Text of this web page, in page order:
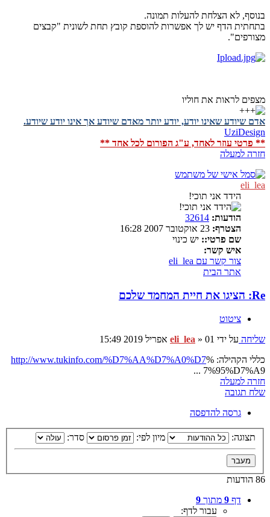
בנוסף, לא הצלחת להעלות תמונה.
בתחתית הדף יש לך אפשרות להוספת קובץ תחת לשונית "קבצים
מצורפים".
מצפים לראות את חוליו
אדם שיודע שאינו יודע, יודע יותר מאדם שיודע אך אינו יודע שיודע.
UziDesign
** פרטי עוזר לאחד, ע"ג הפורום לכל אחד **
חזרה למעלה
eli_lea
הידד אני תוכי!
הודעות: 32614
הצטרף:
שם פרטי:: יש כינוי
איש קשר:
צור קשר עם eli_lea
אתר הבית
Re: הציגו את חיית המחמד שלכם
ציטוט
שליחה על ידי eli_lea » 01 אפריל 2019 15:49
כללי הקהילה:
http://www.tukinfo.com/%D7%AA%D7%A0%D7%
... 7%95%D7%A9
חזרה למעלה
שלח תגובה
גרסה להדפסה
תצוגה: מיון לפי: סדר:
86 הודעות
דף 9 מתוך 9
עבור לדף: